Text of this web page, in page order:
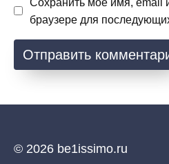
браузере для
© 2026 be1issimo.ru